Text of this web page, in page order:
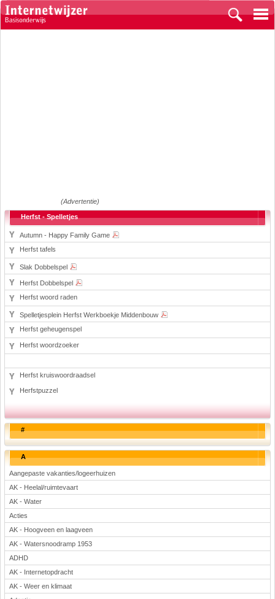
(Advertentie)
Herfst - Spelletjes
Autumn - Happy Family Game
Herfst tafels
Slak Dobbelspel
Herfst Dobbelspel
Herfst woord raden
Spelletjesplein Herfst Werkboekje Middenbouw
Herfst geheugenspel
Herfst woordzoeker
Herfst kruiswoordraadsel
Herfstpuzzel
#
A
Aangepaste vakanties/logeerhuizen
AK - Heelal/ruimtevaart
AK - Water
Acties
AK - Hoogveen en laagveen
AK - Watersnoodramp 1953
ADHD
AK - Internetopdracht
AK - Weer en klimaat